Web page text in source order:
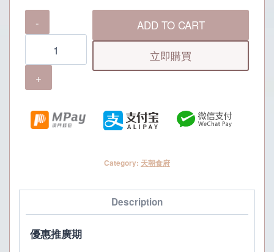
朝
食
府
雞
煲
餐
|
ADD TO CART
立即購買
Category: 天朝食府
Description
優惠推廣期